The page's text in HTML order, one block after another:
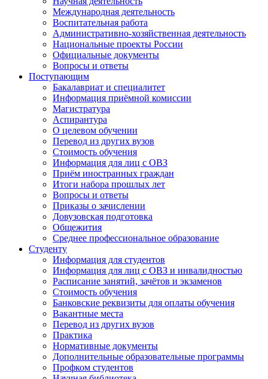
Международная деятельность
Воспитательная работа
Административно-хозяйственная деятельность
Национальные проекты России
Официальные документы
Вопросы и ответы
Поступающим
Бакалавриат и специалитет
Информация приёмной комиссии
Магистратура
Аспирантура
О целевом обучении
Перевод из других вузов
Стоимость обучения
Информация для лиц с ОВЗ
Приём иностранных граждан
Итоги набора прошлых лет
Вопросы и ответы
Приказы о зачислении
Довузовская подготовка
Общежития
Среднее профессиональное образование
Студенту
Информация для студентов
Информация для лиц с ОВЗ и инвалидностью
Расписание занятий, зачётов и экзаменов
Стоимость обучения
Банковские реквизиты для оплаты обучения
Вакантные места
Перевод из других вузов
Практика
Нормативные документы
Дополнительные образовательные программы
Профком студентов